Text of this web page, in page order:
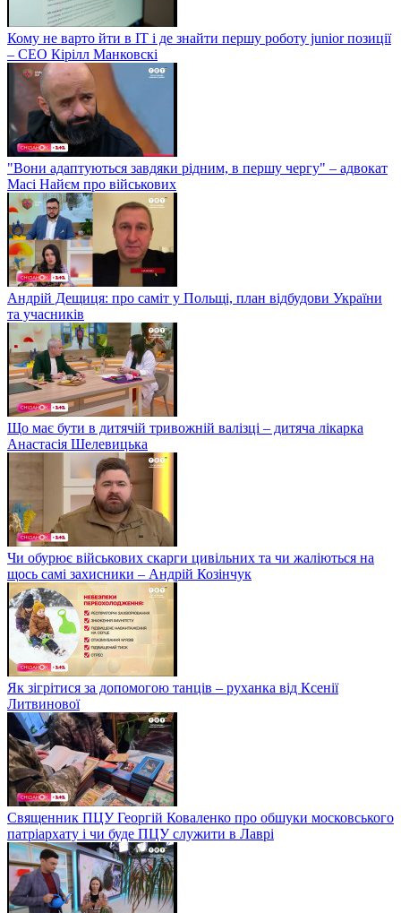
Кому не варто йти в IT і де знайти першу роботу junior позиції
– СЕО Кірілл Манковскі
"Вони адаптуються завдяки рідним, в першу чергу" – адвокат
Масі Найєм про військових
Андрій Дещиця: про саміт у Польщі, план відбудови України
та учасників
Що має бути в дитячій тривожній валізці – дитяча лікарка
Анастасія Шелевицька
Чи обурює військових скарги цивільних та чи жаліються на
щось самі захисники – Андрій Козінчук
Як зігрітися за допомогою танців – руханка від Ксенії
Литвинової
Священник ПЦУ Георгій Коваленко про обшуки московського
патріархату і чи буде ПЦУ служити в Лаврі